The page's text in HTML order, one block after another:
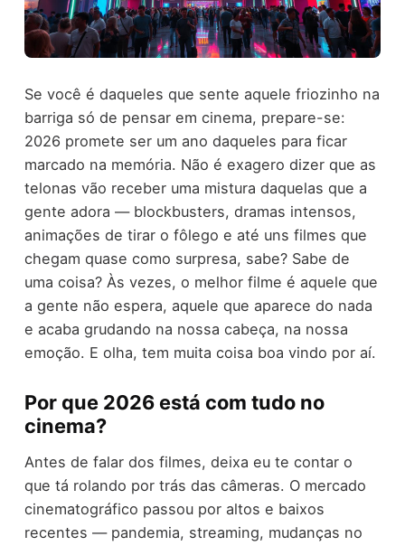
Se você é daqueles que sente aquele friozinho na
barriga só de pensar em cinema, prepare-se:
2026 promete ser um ano daqueles para ficar
marcado na memória. Não é exagero dizer que as
telonas vão receber uma mistura daquelas que a
gente adora — blockbusters, dramas intensos,
animações de tirar o fôlego e até uns filmes que
chegam quase como surpresa, sabe? Sabe de
uma coisa? Às vezes, o melhor filme é aquele que
a gente não espera, aquele que aparece do nada
e acaba grudando na nossa cabeça, na nossa
emoção. E olha, tem muita coisa boa vindo por aí.
Por que 2026 está com tudo no
cinema?
Antes de falar dos filmes, deixa eu te contar o
que tá rolando por trás das câmeras. O mercado
cinematográfico passou por altos e baixos
recentes — pandemia, streaming, mudanças no